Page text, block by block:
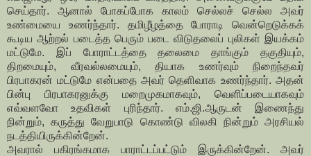
செய்தார். ஆனால் போகப்போக காலம் செல்லச் செல்ல அவர்
உண்மையை உணர்ந்தார். தமிழீழத்தை போராடி வென்றெடுக்கக்
கூடிய ஆற்றல் படைத்த பெரும் படை விடுதலைப் புலிகள் இயக்கம்
மட்டுமே. இப் போராட்டத்தை தலைமை தாங்கும் தகுதியும்,
திறமையும், வீரவல்லமையும், தியாக உணர்வும் நிறைந்தவர்
பிரபாகரன் மட்டுமே என்பதை அவர் தெளிவாக உணர்ந்தார். அதன்
பின்பு பிரபாகரனுக்கு மறைமுகமாகவும், வெளிப்படையாகவும்
எவ்வளவோ உதவிகள் புரிந்தார். எம்.ஜி.ஆருடன் இணைந்து
நின்றும், கருத்து வேறுபாடு கொண்டு விலகி நின்றும் அரசியல்
நடத்தியிருக்கின்றேன்.
அவரால் பகிரங்கமாக பாராட்டப்பட்டும் இருக்கின்றேன். அவர்